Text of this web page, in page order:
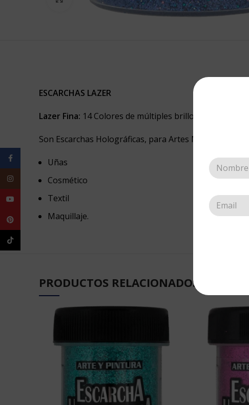
ESCARCHAS LAZER
Lazer Fina: 14 Colores de múltiples brillos.
Son Escarchas Holográficas, para Artes Manuales, de
Uñas
Cosmético
Textil
Maquillaje.
PRODUCTOS RELACIONADOS
Facebook
Instagram
YouTube
Pinterest